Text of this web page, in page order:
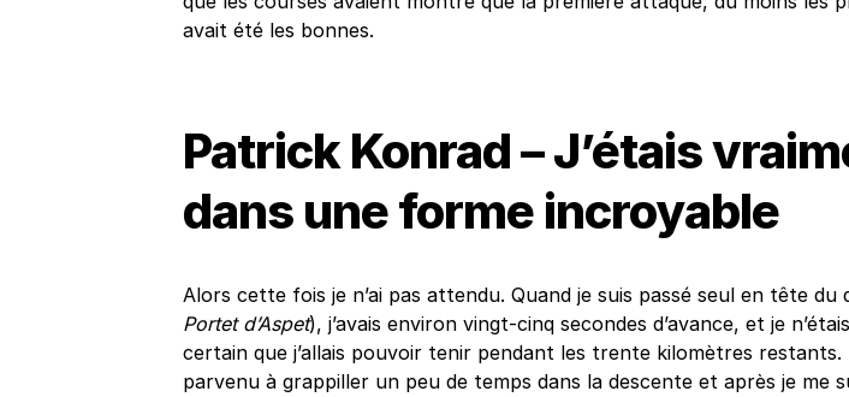
avait été les bonnes.
Patrick Konrad – J’étais
dans une forme incroyable
Alors cette fois je n’ai pas attendu. Quand je suis passé seul en tête du
Portet d’Aspet), j’avais environ vingt-cinq secondes d’avance, et je
certain que j’allais pouvoir tenir pendant les trente kilomètres restants.
parvenu à grappiller un peu de temps dans la descente et après je me